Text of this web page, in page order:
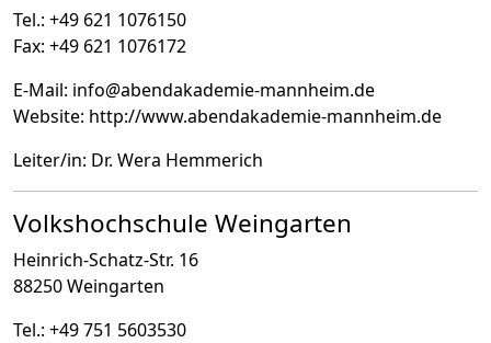
Tel.: +49 621 1076150
Fax: +49 621 1076172
E-Mail: info@abendakademie-mannheim.de
Website: http://www.abendakademie-mannheim.de
Leiter/in: Dr. Wera Hemmerich
Volkshochschule Weingarten
Heinrich-Schatz-Str. 16
88250 Weingarten
Tel.: +49 751 5603530